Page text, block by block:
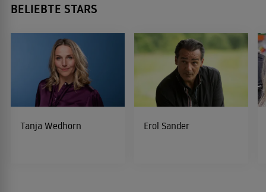
BELIEBTE STARS
Tanja Wedhorn Erol Sander